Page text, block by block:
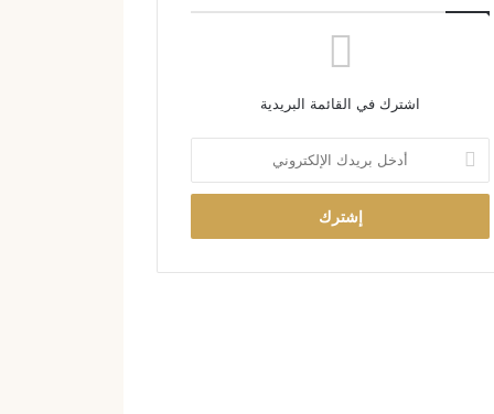
اشترك في القائمة البريدية
خ
ب